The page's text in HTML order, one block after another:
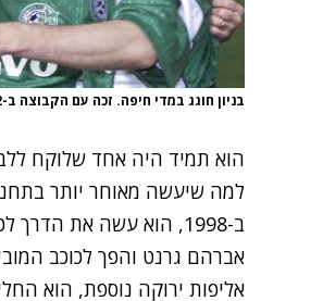
בניון חוגג במדי חיפה. זכה עם הקבוצה ב-2 אליפויות
הוא תמיד היה אחד שלוקח
למה שיעשה מאוחר יותר
אברהם גרנט והפך לכוכב
אליפות ירוקה נוספת, הוא